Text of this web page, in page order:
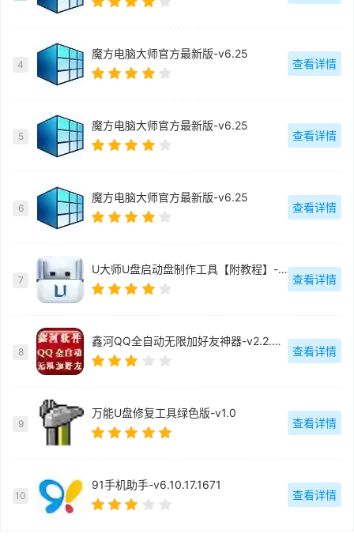
4
魔方电脑大师官方最新版-v6.25
查看详情
5
魔方电脑大师官方最新版-v6.25
查看详情
6
魔方电脑大师官方最新版-v6.25
查看详情
7
U大师U盘启动盘制作工具【附教程】-v【】
查看详情
8
鑫河QQ全自动无限加好友神器-v2.2.3.6
查看详情
9
万能U盘修复工具绿色版-v1.0
查看详情
10
91手机助手-v6.10.17.1671
查看详情